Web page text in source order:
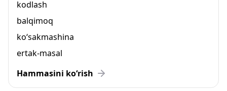
kodlash
balqimoq
ko‘sakmashina
ertak-masal
Hammasini ko‘rish